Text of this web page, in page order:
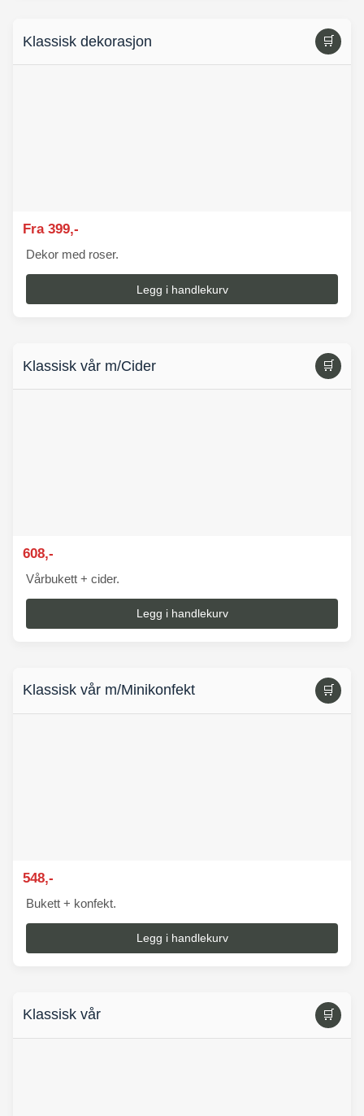
Klassisk dekorasjon 🛒
Fra 399,-
Dekor med roser.
Legg i handlekurv
Klassisk vår m/Cider 🛒
608,-
Vårbukett + cider.
Legg i handlekurv
Klassisk vår m/Minikonfekt 🛒
548,-
Bukett + konfekt.
Legg i handlekurv
Klassisk vår 🛒